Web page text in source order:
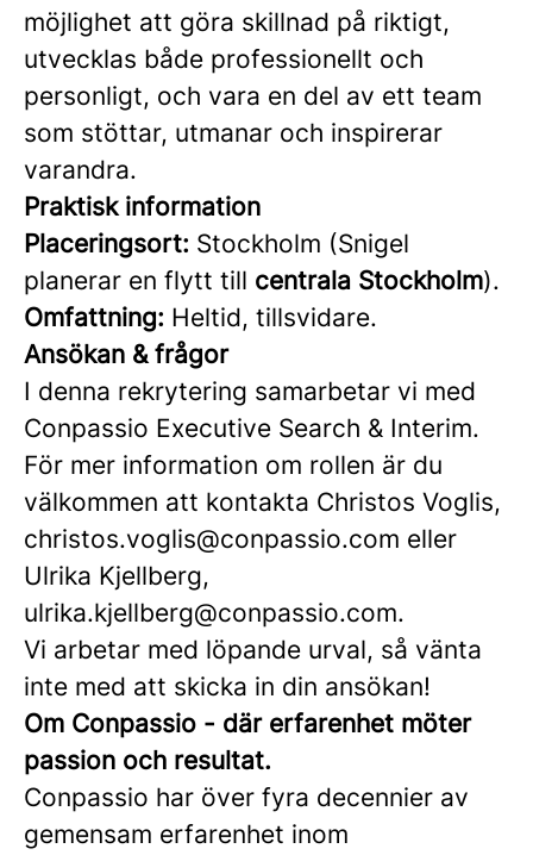
möjlighet att göra skillnad på riktigt,
utvecklas både professionellt och
personligt, och vara en del av ett team
som stöttar, utmanar och inspirerar
varandra.
Praktisk information
Placeringsort: Stockholm (Snigel
planerar en flytt till centrala Stockholm).
Omfattning: Heltid, tillsvidare.
Ansökan & frågor
I denna rekrytering samarbetar vi med
Conpassio Executive Search & Interim.
För mer information om rollen är du
välkommen att kontakta Christos Voglis,
christos.voglis@conpassio.com eller
Ulrika Kjellberg,
ulrika.kjellberg@conpassio.com.
Vi arbetar med löpande urval, så vänta
inte med att skicka in din ansökan!
Om Conpassio - där erfarenhet möter
passion och resultat.
Conpassio har över fyra decennier av
gemensam erfarenhet inom